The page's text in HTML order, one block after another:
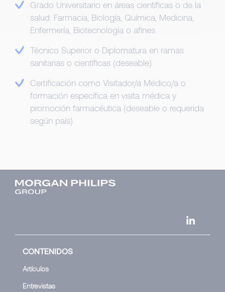
Grado Universitario en áreas científicas o de la
salud: Farmacia, Biología, Química, Medicina,
Enfermería, Biotecnología o afines
Técnico Superior o Diplomatura en ramas
sanitarias o científicas (deseable)
Certificación como Visitador/a Médico/a o
formación específica en visita médica y
promoción farmacéutica (deseable o requerida
según país)
CONTENIDOS
Artículos
Entrevistas